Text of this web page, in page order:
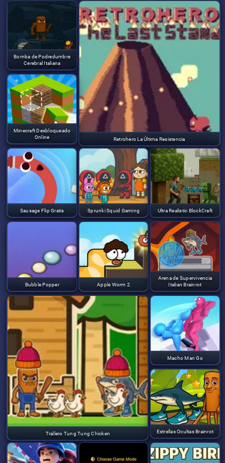
Bomba de Podredumbre
Cerebral Italiana
Retrohero La Última Resistencia
Minecraft Desbloqueado
Online
Sausage Flip Gratis Sprunki Squid Gaming Ultra Realistic BlockCraft
Bubble Popper Apple Worm 2
Arena de Supervivencia
Italian Brainrot
Trallero Tung Tung Chicken
Macho Man Go
Estrellas Ocultas Brainrot